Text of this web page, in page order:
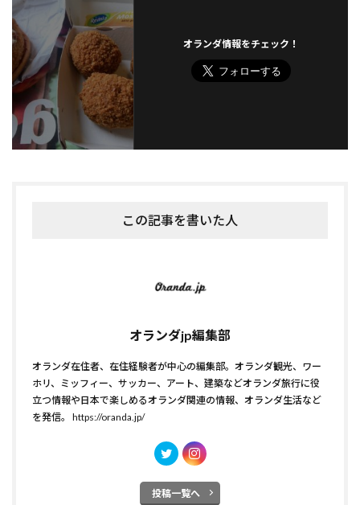
オランダ情報をチェック！
この記事を書いた人
オランダjp編集部
オランダ在住者、在住経験者が中心の編集部。オランダ観光、ワー
ホリ、ミッフィー、サッカー、アート、建築などオランダ旅行に役
立つ情報や日本で楽しめるオランダ関連の情報、オランダ生活など
を発信。 https://oranda.jp/
投稿一覧へ